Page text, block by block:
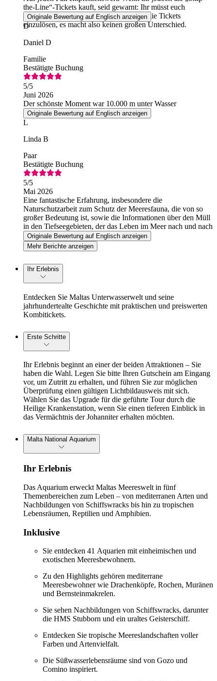
the-Line“-Tickets kauft, seid gewarnt: Ihr müsst euch
trotzdem an der Rezeption anstellen, um die Tickets
einzulösen, es macht also keinen großen Unterschied.
Originale Bewertung auf Englisch anzeigen
D
Daniel D
Familie
Bestätigte Buchung
5/5
Juni 2026
Der schönste Moment war 10.000 m unter Wasser
Originale Bewertung auf Englisch anzeigen
L
Linda B
Paar
Bestätigte Buchung
5/5
Mai 2026
Eine fantastische Erfahrung, insbesondere die
Naturschutzarbeit zum Schutz der Meeresfauna, die von so
großer Bedeutung ist, sowie die Informationen über den Müll
in den Tiefseegebieten, der das Leben im Meer nach und nach
zerstört
Originale Bewertung auf Englisch anzeigen
Mehr Berichte anzeigen
Ihr Erlebnis
Entdecken Sie Maltas Unterwasserwelt und seine
jahrhundertealte Geschichte mit praktischen und preiswerten
Kombitickets.
Erste Schritte
Ihr Erlebnis beginnt an einer der beiden Attraktionen – Sie
haben die Wahl. Legen Sie bitte Ihren Gutschein am Eingang
vor, um Zutritt zu erhalten, und führen Sie zur möglichen
Überprüfung einen gültigen Lichtbildausweis mit sich.
Wählen Sie das Upgrade für die geführte Tour durch die
Heilige Krankenstation, wenn Sie einen tieferen Einblick in
das Vermächtnis der Johanniter erhalten möchten.
Malta National Aquarium
Ihr Erlebnis
Das Aquarium erweckt Maltas Meereswelt in fünf
Themenbereichen zum Leben – von mediterranen Arten und
Nachbildungen von Schiffswracks bis hin zu tropischen
Lebensräumen, Reptilien und Amphibien.
Inklusive
Sie entdecken 41 Aquarien mit einheimischen und
exotischen Meeresbewohnern.
Zu den Highlights gehören mediterrane
Meeresbewohner wie Drachenköpfe, Rochen, Muränen
und Bernsteinmakrelen.
Sie sehen Nachbildungen von Schiffswracks, darunter
die HMS Stubborn und ein uraltes Geisterschiff.
Entdecken Sie tropische Meereslandschaften voller
Farben und Artenvielfalt.
Die Süßwasserlebensräume sind von Gozo und
Comino inspiriert.